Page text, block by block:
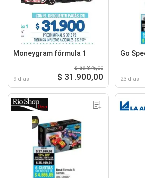
Moneygram fórmula 1
9 días
$ 39.875,00
$ 31.900,00
Go
23 días